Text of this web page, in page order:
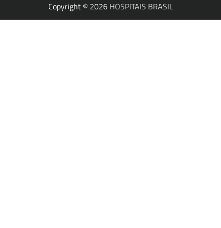
Copyright © 2026 HOSPITAIS BRASIL